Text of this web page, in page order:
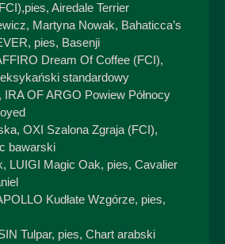
Airedale Terrier
Martyna Nowak, Bahaticca’s
pies, Basenji
Dream Of Coffee (FCI),
standardowy
IRA OF ARGO Powiew Północy
OXI Szalona Zgraja (FCI),
bawarski
LUIGI Magic Oak, pies, Cavalier
Kudłate Wzgórze, pies,
Tulpar, pies, Chart arabski